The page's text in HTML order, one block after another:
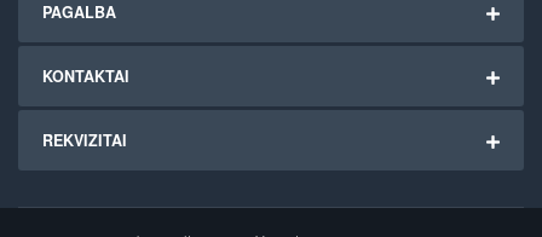
PAGALBA
KONTAKTAI
REKVIZITAI